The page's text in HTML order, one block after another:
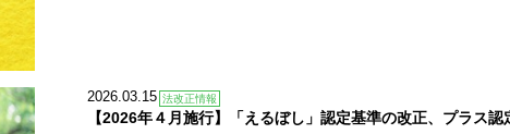
2026.03.15 法改正情報
【2026年４月施行】「えるぼし」認定基準の改正、プラ